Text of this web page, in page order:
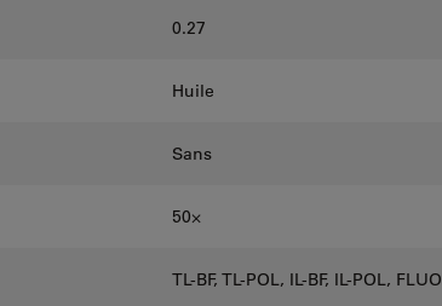
0.27
Huile
Sans
50⨉
TL-BF, TL-POL, IL-BF, IL-POL, FLUO